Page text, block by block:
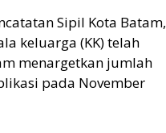
Sipil Kota Batam,
keluarga (KK) telah
menargetkan jumlah
pada November